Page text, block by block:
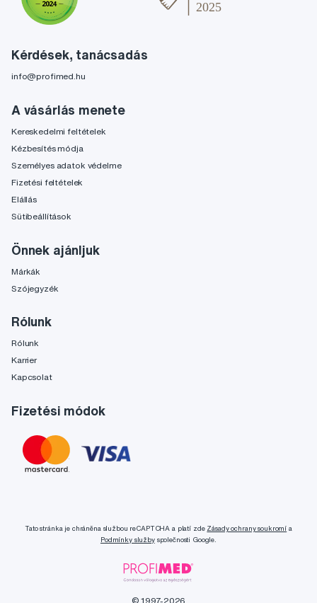
Kérdések, tanácsadás
info@profimed.hu
A vásárlás menete
Kereskedelmi feltételek
Kézbesítés módja
Személyes adatok védelme
Fizetési feltételek
Elállás
Sütibeállítások
Önnek ajánljuk
Márkák
Szójegyzék
Rólunk
Rólunk
Karrier
Kapcsolat
Fizetési módok
Tato stránka je chráněna službou reCAPTCHA a platí zde Zásady ochrany soukromí a
Podmínky službyspolečnosti Google.
© 1997-2026